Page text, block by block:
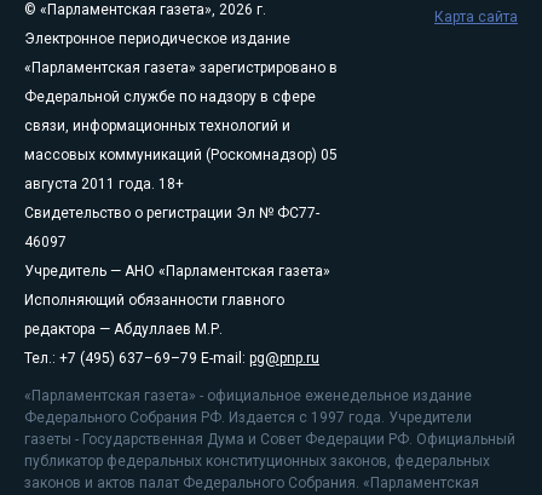
© «Парламентская газета», 2026 г.
Электронное периодическое издание
«Парламентская газета» зарегистрировано в
Федеральной службе по надзору в сфере
связи, информационных технологий и
массовых коммуникаций (Роскомнадзор) 05
августа 2011 года. 18+
Свидетельство о регистрации Эл № ФС77-
46097
Учредитель — АНО «Парламентская газета»
Исполняющий обязанности главного
редактора — Абдуллаев М.Р.
Тел.: +7 (495) 637–69–79 E-mail: pg@pnp.ru
«Парламентская газета» - официальное еженедельное издание
Федерального Собрания РФ. Издается с 1997 года. Учредители
газеты - Государственная Дума и Совет Федерации РФ. Официальный
публикатор федеральных конституционных законов, федеральных
законов и актов палат Федерального Собрания. «Парламентская
Карта сайта